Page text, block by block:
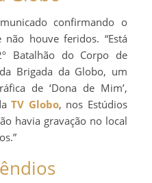
confirmando o
houve feridos. “Está
Batalhão do Corpo de
Brigada da Globo, um
de ‘Dona de Mim’,
TV Globo, nos Estúdios
havia gravação no local